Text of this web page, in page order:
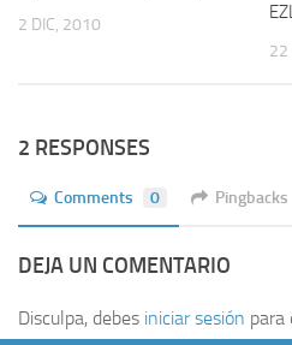
2 DIC, 2010
22
2 RESPONSES
Comments 0 Pingbacks
DEJA UN COMENTARIO
Disculpa, debes iniciar sesión para